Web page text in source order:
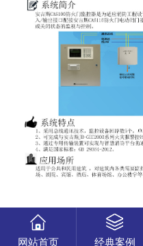
网站首页 经典案例